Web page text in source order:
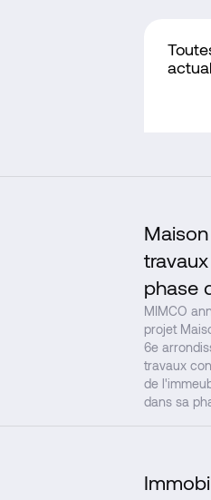
phase
MIMCO
projet
6e
travaux
de
dans sa